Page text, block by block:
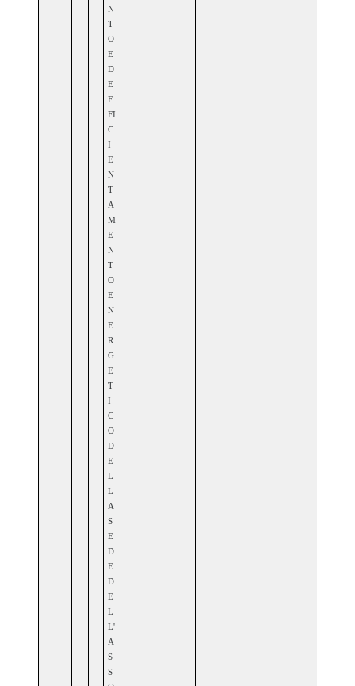
N
T
O
E
D
E
F
FI
C
I
E
N
T
A
M
E
N
T
O
E
N
E
R
G
E
T
I
C
O
D
E
L
L
A
S
E
D
E
D
E
L
L'
A
S
S